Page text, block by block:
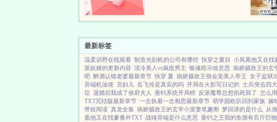
她天天就防他。喂！女人，吃了臭
最新标签
温柔训野在线观看 制造光刻机的公司有哪些 快穿之夏目 小凤凰他又在找
派妖婿的更新内容 清冷美人vs疯批男主 银魂暗示啥意思 病娇摄政王的玄
吧 醉酒认错老婆最新章节 快穿 夏 病娇摄政王很会宠美人帝王 女子监狱
异端机油佬 丑妇儿 岳飞传是真实的吗 开局在火影写日记的 士兵突击四
症 退婚后我成了侯府夫人 垂钓系统开局榜 反派魔尊总想掐死我了 怎么
TXT完结版最新章节 一念执着一念相思最新章节 萌学园欧趴回到家族 嫁
带娃阅读 真龙全集 病娇摄政王的玄学小宠妻笔趣阁 梦回讲的是什么 从
凰他又在找爹番外TXT 战锤异端是什么意思 垂钓之王我的鱼塘有百斤巨物